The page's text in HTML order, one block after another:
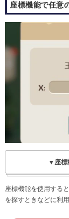
座標機能で任意
▼座標
座標機能を使用すると
を探すときなどに利